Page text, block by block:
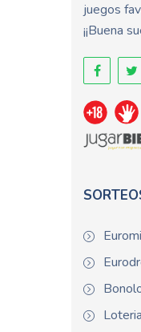
juegos
¡¡Buena